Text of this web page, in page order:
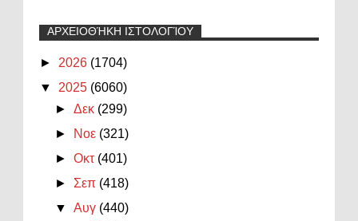
ΑΡΧΕΙΟΘΉΚΗ ΙΣΤΟΛΟΓΊΟΥ
► 2026 (1704)
▼ 2025 (6060)
►Δεκ (299)
►
Νοε (321)
►Οκτ (401)
► Σεπ (418)
▼Αυγ (440)